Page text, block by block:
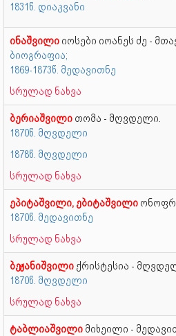
1831წ. დიაკვანი
ინაშვილი იოსები იოანეს ძე -
ბიოგრაფია;
1869-1873წ. მედავითნე
სრულად ნახვა
ბერიაშვილი თომა - მღვდელი.
1870წ. მღვდელი
1878წ. მღვდელი
სრულად ნახვა
ეპიტაშვილი, ებიტაშვილი
1870წ. მედავითნე
სრულად ნახვა
ბეჟანიშვილი ქრისტესია -
1870წ. მღვდელი
სრულად ნახვა
ტაბლიაშვილი მიხეილი -